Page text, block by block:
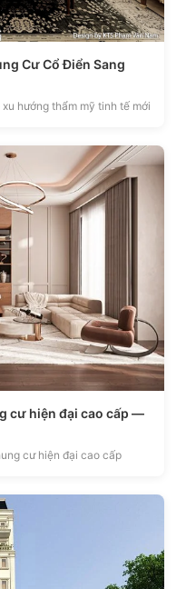
Cư Cổ Điển Sang
hướng thẩm mỹ tinh tế mới
cư hiện đại cao cấp —
cư hiện đại cao cấp